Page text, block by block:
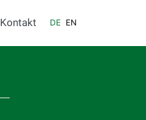
Kontakt DE EN